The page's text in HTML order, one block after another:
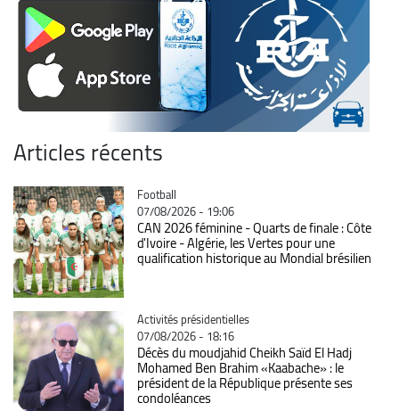
Articles récents
Catégorie
Football
07/08/2026 - 19:06
CAN 2026 féminine - Quarts de finale : Côte
d'Ivoire - Algérie, les Vertes pour une
qualification historique au Mondial brésilien
Catégorie
Activités présidentielles
07/08/2026 - 18:16
Décès du moudjahid Cheikh Saïd El Hadj
Mohamed Ben Brahim «Kaabache» : le
président de la République présente ses
condoléances